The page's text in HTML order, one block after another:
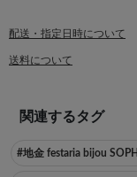
配送・指定日時について
送料について
関連するタグ
#地金 festaria bijou